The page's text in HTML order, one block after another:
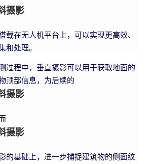
摄影
载在无人机平台上，可以实现更高效、
和处理。
过程中，垂直摄影可以用于获取地面的
顶部信息，为后续的
摄影
摄影
的基础上，进一步捕捉建筑物的侧面纹